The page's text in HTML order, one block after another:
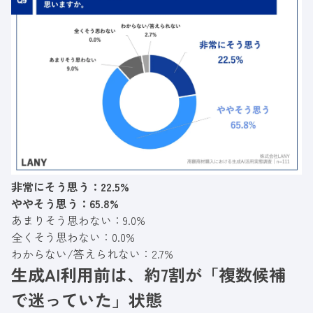
非常にそう思う：22.5%
ややそう思う：65.8%
あまりそう思わない：9.0%
全くそう思わない：0.0%
わからない/答えられない：2.7%
生成AI利用前は、約7割が「複数候補
で迷っていた」状態